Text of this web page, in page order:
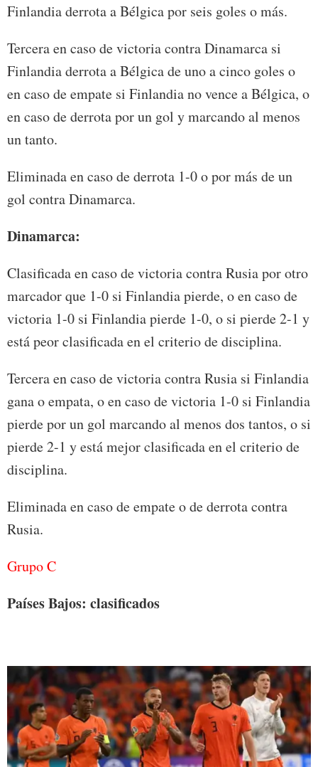
Finlandia derrota a Bélgica por seis goles o más.
Tercera en caso de victoria contra Dinamarca si
Finlandia derrota a Bélgica de uno a cinco goles o
en caso de empate si Finlandia no vence a Bélgica, o
en caso de derrota por un gol y marcando al menos
un tanto.
Eliminada en caso de derrota 1-0 o por más de un
gol contra Dinamarca.
Dinamarca:
Clasificada en caso de victoria contra Rusia por otro
marcador que 1-0 si Finlandia pierde, o en caso de
victoria 1-0 si Finlandia pierde 1-0, o si pierde 2-1 y
está peor clasificada en el criterio de disciplina.
Tercera en caso de victoria contra Rusia si Finlandia
gana o empata, o en caso de victoria 1-0 si Finlandia
pierde por un gol marcando al menos dos tantos, o si
pierde 2-1 y está mejor clasificada en el criterio de
disciplina.
Eliminada en caso de empate o de derrota contra
Rusia.
Grupo C
Países Bajos: clasificados